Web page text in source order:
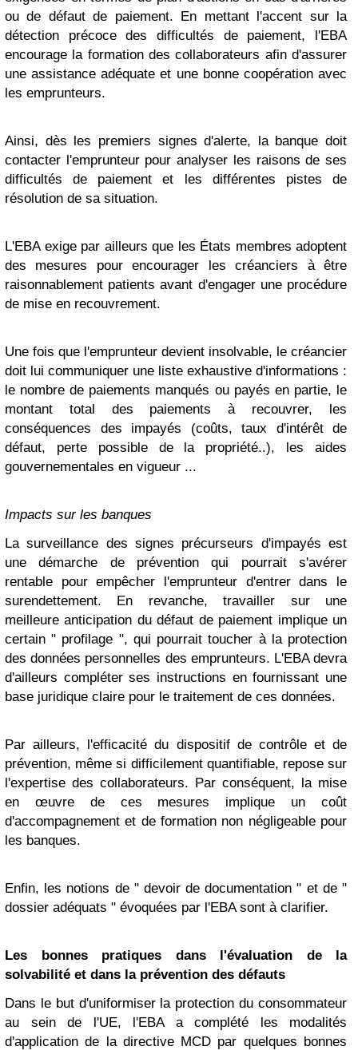
ou de défaut de paiement. En mettant l'accent sur la
détection précoce des difficultés de paiement, l'EBA
encourage la formation des collaborateurs afin d'assurer
une assistance adéquate et une bonne coopération avec
les emprunteurs.
Ainsi, dès les premiers signes d'alerte, la banque doit
contacter l'emprunteur pour analyser les raisons de ses
difficultés de paiement et les différentes pistes de
résolution de sa situation.
L'EBA exige par ailleurs que les États membres adoptent
des mesures pour encourager les créanciers à être
raisonnablement patients avant d'engager une procédure
de mise en recouvrement.
Une fois que l'emprunteur devient insolvable, le créancier
doit lui communiquer une liste exhaustive d'informations :
le nombre de paiements manqués ou payés en partie, le
montant total des paiements à recouvrer, les
conséquences des impayés (coûts, taux d'intérêt de
défaut, perte possible de la propriété..), les aides
gouvernementales en vigueur ...
Impacts sur les banques
La surveillance des signes précurseurs d'impayés est
une démarche de prévention qui pourrait s'avérer
rentable pour empêcher l'emprunteur d'entrer dans le
surendettement. En revanche, travailler sur une
meilleure anticipation du défaut de paiement implique un
certain " profilage ", qui pourrait toucher à la protection
des données personnelles des emprunteurs. L'EBA devra
d'ailleurs compléter ses instructions en fournissant une
base juridique claire pour le traitement de ces données.
Par ailleurs, l'efficacité du dispositif de contrôle et de
prévention, même si difficilement quantifiable, repose sur
l'expertise des collaborateurs. Par conséquent, la mise
en œuvre de ces mesures implique un coût
d'accompagnement et de formation non négligeable pour
les banques.
Enfin, les notions de " devoir de documentation " et de "
dossier adéquats " évoquées par l'EBA sont à clarifier.
Les bonnes pratiques dans l'évaluation de la
solvabilité et dans la prévention des défauts
Dans le but d'uniformiser la protection du consommateur
au sein de l'UE, l'EBA a complété les modalités
d'application de la directive MCD par quelques bonnes